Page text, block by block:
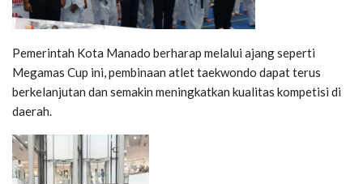
Pemerintah Kota Manado berharap melalui ajang seperti
Megamas Cup ini, pembinaan atlet taekwondo dapat terus
berkelanjutan dan semakin meningkatkan kualitas kompetisi di
daerah.